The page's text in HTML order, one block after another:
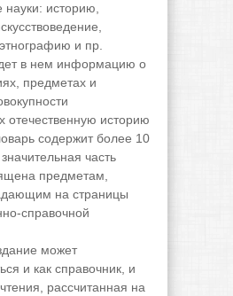
науки: историю,
и пр.
в нем информацию о
предметах и
отечественную историю
содержит более 10
часть
предметам,
на страницы
справочной
может
и как справочник, и
рассчитанная на